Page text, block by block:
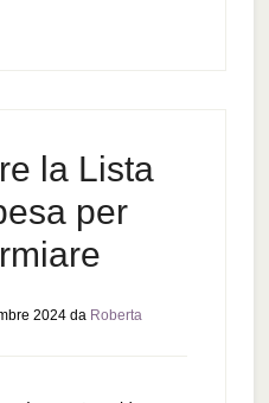
la Lista
per
2024da Roberta